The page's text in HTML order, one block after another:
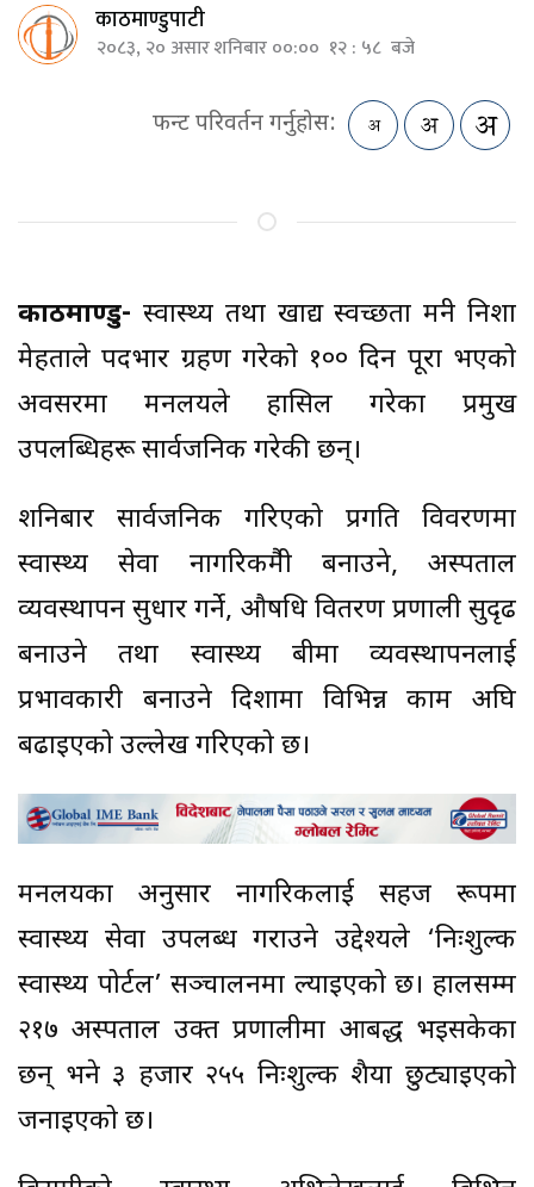
काठमाण्डुपाटी
२०८३, २० असार शनिबार ००:०० १२ : ५८ बजे
फन्ट परिवर्तन गर्नुहोस:
काठमाण्डु- स्वास्थ्य तथा खाद्य स्वच्छता मन्त्री निशा
मेहताले पदभार ग्रहण गरेको १०० दिन पूरा भएको
अवसरमा मन्त्रालयले हासिल गरेका प्रमुख
उपलब्धिहरू सार्वजनिक गरेकी छन्।
शनिबार सार्वजनिक गरिएको प्रगति विवरणमा
स्वास्थ्य सेवा नागरिकमैत्री बनाउने, अस्पताल
व्यवस्थापन सुधार गर्ने, औषधि वितरण प्रणाली सुदृढ
बनाउने तथा स्वास्थ्य बीमा व्यवस्थापनलाई
प्रभावकारी बनाउने दिशामा विभिन्न काम अघि
बढाइएको उल्लेख गरिएको छ।
मन्त्रालयका अनुसार नागरिकलाई सहज रूपमा
स्वास्थ्य सेवा उपलब्ध गराउने उद्देश्यले ‘निःशुल्क
स्वास्थ्य पोर्टल’ सञ्चालनमा ल्याइएको छ। हालसम्म
२१७ अस्पताल उक्त प्रणालीमा आबद्ध भइसकेका
छन् भने ३ हजार २५५ निःशुल्क शैया छुट्याइएको
जनाइएको छ।